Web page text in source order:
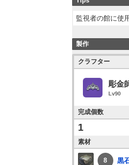
監視者の館に使
製作
クラフター
彫金
Lv90
完成個数
1
素材
8 黒